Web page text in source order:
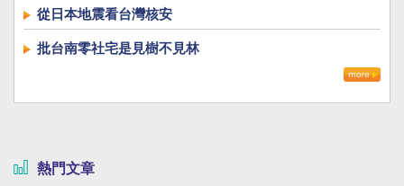
從日本地震看台灣核安
批台南零社宅是見樹不見林
熱門文章